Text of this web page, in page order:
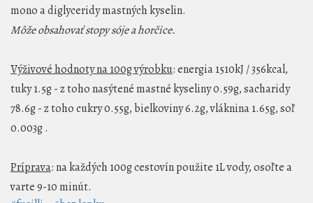
mono a diglyceridy mastných kyselin.
Môže obsahovať stopy sóje a horčice.
Výživové hodnoty na 100g výrobku: energia 1510kJ / 356kcal,
tuky 1.5g - z toho nasýtené mastné kyseliny 0.59g, sacharidy
78.6g - z toho cukry 0.55g, bielkoviny 6.2g, vláknina 1.65g, soľ
0.003g .
Príprava: na každých 100g cestovín použite 1L vody, osoľte a
varte 9-10 minút.